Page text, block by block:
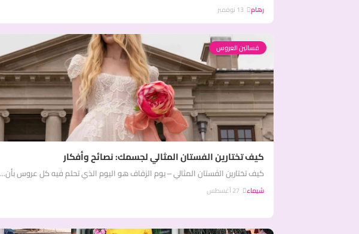
رهام
فساتين العروس
كيف تختارين الفستان المثالي لجسمك: نصائح وأفكار
كيف تختارين الفستان المثالي – يوم الزفاف هو اليوم الذي تحلم فيه كل عروس بأن...
شيماء